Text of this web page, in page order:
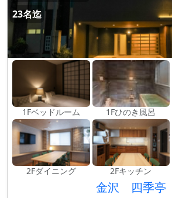
23名迄
1Fベッドルーム 1Fひのき風呂
2Fダイニング 2Fキッチン
金沢 四季亭